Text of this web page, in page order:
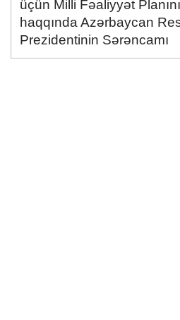
üçün Milli Fəaliyyət
haqqında Azərbaycan
Prezidentinin Sərəncamı